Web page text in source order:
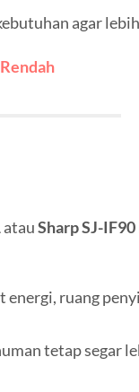
agar
atauSharp SJ-IF90
ruang
tetap segar